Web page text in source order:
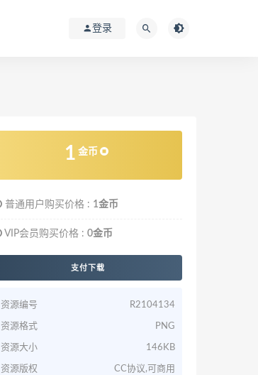
登录
1 金币
普通用户购买价格 : 1金币
VIP会员购买价格 : 0金币
支付下载
资源编号 R2104134
资源格式 PNG
资源大小 146KB
资源版权 CC协议,可商用